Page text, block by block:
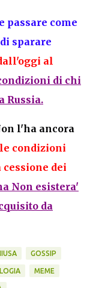
passare come
sparare
al
di chi
Russia.
l'ha ancora
condizioni
cessione dei
Non esistera'
da
GOSSIP
MEME